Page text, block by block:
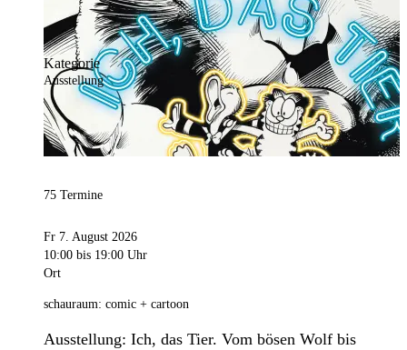
Kategorie
Ausstellung
75 Termine
Fr 7. August 2026
10:00 bis 19:00 Uhr
Ort
schauraum: comic + cartoon
Ausstellung: Ich, das Tier. Vom bösen Wolf bis